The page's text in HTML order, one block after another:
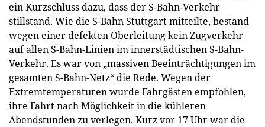
ein Kurzschluss dazu, dass der S-Bahn-Verkehr
stillstand. Wie die S-Bahn Stuttgart mitteilte, bestand
wegen einer defekten Oberleitung kein Zugverkehr
auf allen S-Bahn-Linien im innerstädtischen S-Bahn-
Verkehr. Es war von „massiven Beeinträchtigungen im
gesamten S-Bahn-Netz“ die Rede. Wegen der
Extremtemperaturen wurde Fahrgästen empfohlen,
ihre Fahrt nach Möglichkeit in die kühleren
Abendstunden zu verlegen. Kurz vor 17 Uhr war die